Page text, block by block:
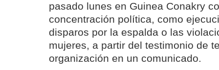
pasado lunes en Guinea Conakry
concentración política, como
disparos por la espalda o las
mujeres, a partir del testimonio de
organización en un comunicado.